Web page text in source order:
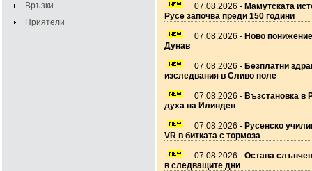
Връзки
Приятели
07.08.2026 - Мамутската
Русе започва преди 150 години
07.08.2026 - Ново
Дунав
07.08.2026 - Безплатни
изследвания в Сливо поле
07.08.2026 - Възстановка в
духа на Илинден
07.08.2026 - Русенско
VR в битката с тормоза
07.08.2026 - Остава
в следващите дни